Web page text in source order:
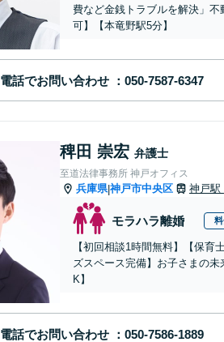
費など金銭トラブルを解決」
可】【本竜野駅5分】
電話でお問い合わせ
稗田 崇宏 弁護士
至道法律事務所 神戸オフィス
兵庫県|神戸市中央区 神戸駅
モラハラ離婚
【初回相談1時間無料】【保
ズスペース完備】お子さまの
K】
電話でお問い合わせ